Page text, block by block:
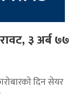
३ अर्ब ७७
दिन सेयर